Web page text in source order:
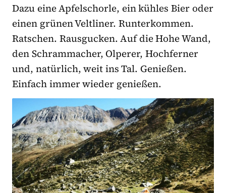
Dazu eine Apfelschorle, ein kühles Bier oder
einen grünen Veltliner. Runterkommen.
Ratschen. Rausgucken. Auf die Hohe Wand,
den Schrammacher, Olperer, Hochferner
und, natürlich, weit ins Tal. Genießen.
Einfach immer wieder genießen.